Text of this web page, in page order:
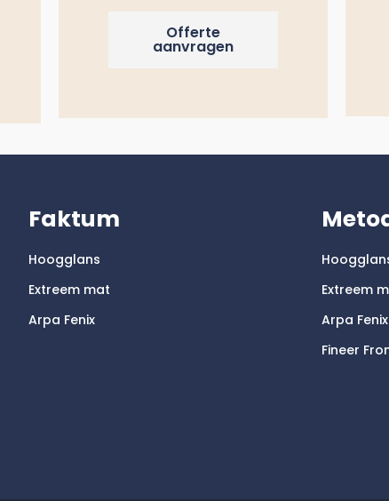
Offerte
aanvragen
Faktum
Hoogglans
Extreem mat
Arpa Fenix
Extreem
Arpa Fenix
Fineer